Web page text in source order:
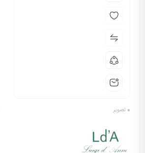
0 تصویر